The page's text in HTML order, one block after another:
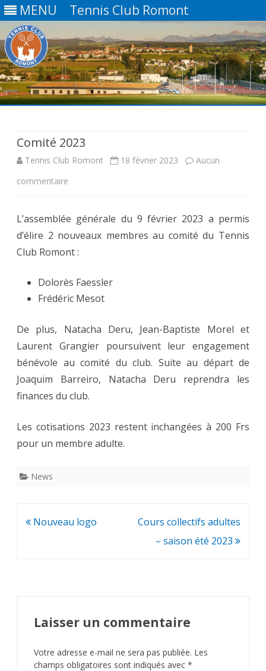
MENU Tennis Club Romont
Comité 2023
Tennis Club Romont 18 février 2023
Aucun
commentaire
2023
L’assemblée générale du 9 février 2023 a permis
d’élire 2 nouveaux membres au comité du Tennis
Club Romont :
Dolorès Faessler
Frédéric Mesot
De plus, Natacha Deru, Jean-Baptiste Morel et
Laurent Grangier poursuivent leur engagement
bénévole au comité du club. Suite au départ de
Joaquim Barreiro, Natacha Deru reprendra les
finances du club.
Les cotisations 2023 restent inchangées à 200 Frs
pour un membre adulte.
News
Navigation
Nouveau logo
Cours collectifs adultes
– saison été 2023
Laisser un commentaire
Votre adresse e-mail ne sera pas publiée. Les
champs obligatoires sont indiqués avec *